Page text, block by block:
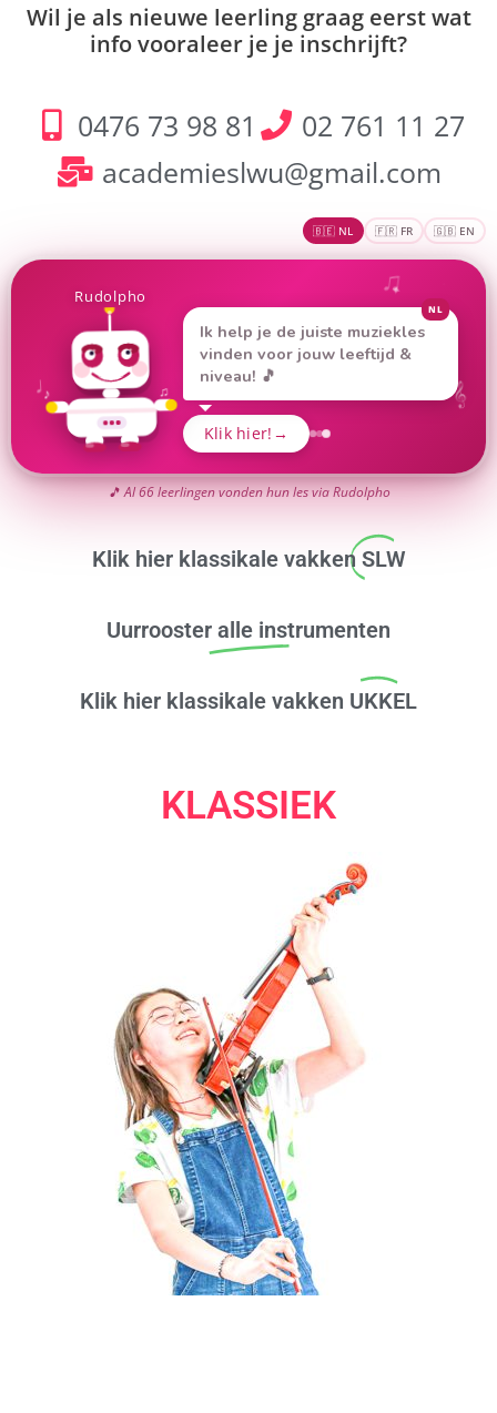
Wil je als nieuwe leerling graag eerst wat
info vooraleer je je inschrijft?
0476 73 98 81
02 761 11 27
academieslwu@gmail.com
Klik hier klassikale vakken SLW
Uurrooster alle instrumenten
Klik hier klassikale vakken UKKEL
KLASSIEK